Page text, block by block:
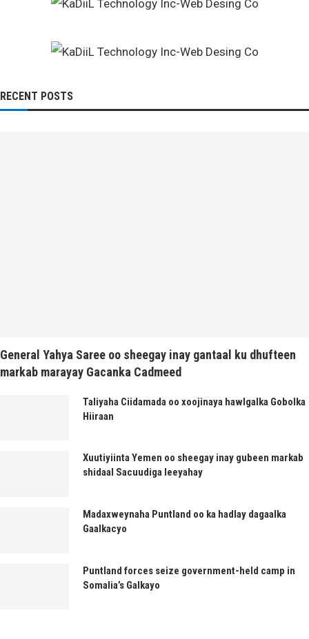
RECENT POSTS
General Yahya Saree oo sheegay inay gantaal ku dhufteen
markab marayay Gacanka Cadmeed
Taliyaha Ciidamada oo xoojinaya hawlgalka Gobolka
Hiiraan
Xuutiyiinta Yemen oo sheegay inay gubeen markab
shidaal Sacuudiga leeyahay
Madaxweynaha Puntland oo ka hadlay dagaalka
Gaalkacyo
Puntland forces seize government-held camp in
Somalia’s Galkayo